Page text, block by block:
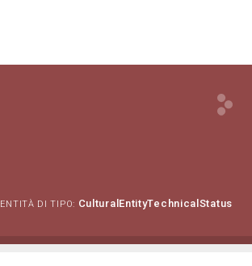
ENTITÀ DI TIPO: CulturalEntityTechnicalStatus